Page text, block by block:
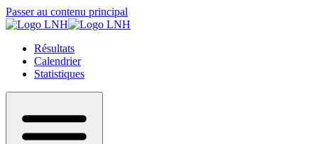
Passer au contenu principal
Résultats
Calendrier
Statistiques